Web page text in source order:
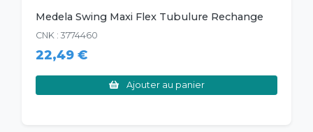
Medela Swing Maxi Flex Tubulure Rechange
CNK : 3774460
22,49 €
Ajouter au panier